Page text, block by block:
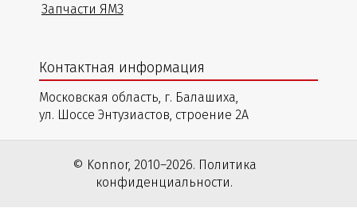
Запчасти ЯМЗ
Контактная информация
Московская область, г. Балашиха,
ул. Шоссе Энтузиастов, строение 2А
© Konnor, 2010–2026. Политика
конфиденциальности.